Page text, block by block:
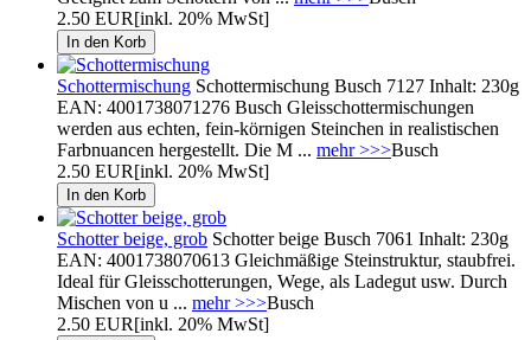
2.50 EUR[inkl. 20% MwSt]
Schottermischung Schottermischung Busch 7127 Inhalt: 230g
EAN: 4001738071276 Busch Gleisschottermischungen
werden aus echten, fein-körnigen Steinchen in realistischen
Farbnuancen hergestellt. Die M ... mehr >>>Busch
2.50 EUR[inkl. 20% MwSt]
Schotter beige, grob Schotter beige Busch 7061 Inhalt: 230g
EAN: 4001738070613 Gleichmäßige Steinstruktur, staubfrei.
Ideal für Gleisschotterungen, Wege, als Ladegut usw. Durch
Mischen von u ... mehr >>>Busch
2.50 EUR[inkl. 20% MwSt]